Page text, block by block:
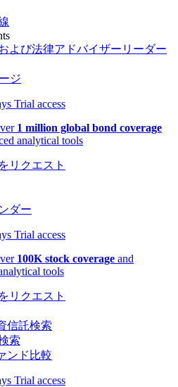
よび法律アドバイザーリーダー
ジ
Trial access
1 million global bond coverage
analytical tools
リクエスト
ダー
Trial access
100K stock coverage and
tools
リクエスト
信託検索
索
ンド比較
Trial access